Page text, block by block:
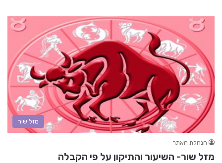
מזל שור
הנהלת האתר
מזל שור- השיעור והתיקון על פי הקבלה